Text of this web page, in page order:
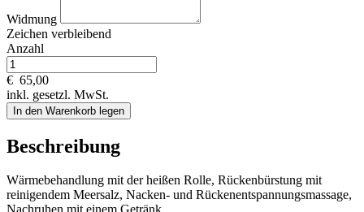
Widmung
Zeichen verbleibend
Anzahl
€ 65,00
inkl. gesetzl. MwSt.
In den Warenkorb legen
Beschreibung
Wärmebehandlung mit der heißen Rolle, Rückenbürstung mit
reinigendem Meersalz, Nacken- und Rückenentspannungsmassage,